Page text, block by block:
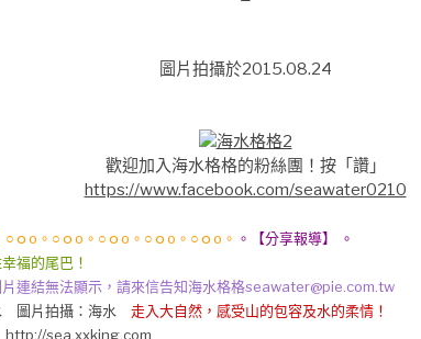
圖片拍攝於2015.08.24
歡迎加入海水格格的粉絲團！按「讚」
https://www.facebook.com/seawater0210
○ｏo。○ｏo。○ｏo。○ｏo。○ｏo。 。【分享報導】 。
福的尾巴！
連結無法顯示，請來信告知海水格格seawater@pie.com.tw
圖片拍攝：海水 走入大自然，感受山的包容及水的柔情！
sea.xxking.com